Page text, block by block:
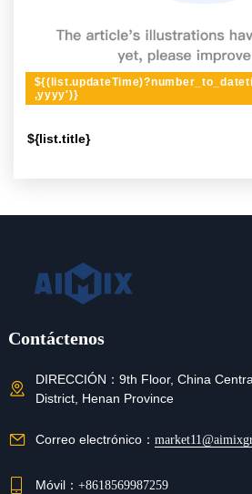
${list.title}
,yyyy')}
Contáctenos
DIRECCIÓN： 9th Floor, China
District, Henan Province
Correo electrónico：
Móvil： +8618569987259